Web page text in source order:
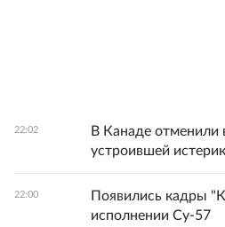
22:02
В Канаде отменили
устроившей
22:00
Появились кадры
исполнении Су-57